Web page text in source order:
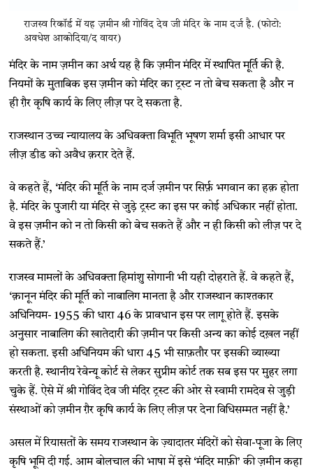
राजस्व रिकॉर्ड में यह ज़मीन श्री गोविंद देव जी मंदिर के नाम दर्ज है. (फोटो:
अवधेश आकोदिया/द वायर)
मंदिर के नाम ज़मीन का अर्थ यह है कि ज़मीन मंदिर में स्थापित मूर्ति की है.
नियमों के मुताबिक इस ज़मीन को मंदिर का ट्रस्ट न तो बेच सकता है और न
ही ग़ैर कृषि कार्य के लिए लीज़ पर दे सकता है.
राजस्थान उच्च न्यायालय के अधिवक्ता विभूति भूषण शर्मा इसी आधार पर
लीज़ डीड को अवैध क़रार देते हैं.
वे कहते हैं, ‘मंदिर की मूर्ति के नाम दर्ज ज़मीन पर सिर्फ़ भगवान का हक़ होता
है. मंदिर के पुजारी या मंदिर से जुड़े ट्रस्ट का इस पर कोई अधिकार नहीं होता.
वे इस ज़मीन को न तो किसी को बेच सकते हैं और न ही किसी को लीज़ पर दे
सकते हैं.’
राजस्व मामलों के अधिवक्ता हिमांशु सोगानी भी यही दोहराते हैं. वे कहते हैं,
‘क़ानून मंदिर की मूर्ति को नाबालिग मानता है और राजस्थान काश्तकार
अधिनियम- 1955 की धारा 46 के प्रावधान इस पर लागू होते हैं. इसके
अनुसार नाबालिग की खातेदारी की ज़मीन पर किसी अन्य का कोई दख़ल नहीं
हो सकता. इसी अधिनियम की धारा 45 भी साफ़तौर पर इसकी व्याख्या
करती है. स्थानीय रेवेन्यू कोर्ट से लेकर सुप्रीम कोर्ट तक सब इस पर मुहर लगा
चुके हैं. ऐसे में श्री गोविंद देव जी मंदिर ट्रस्ट की ओर से स्वामी रामदेव से जुड़ी
संस्थाओं को ज़मीन ग़ैर कृषि कार्य के लिए लीज़ पर देना विधिसम्मत नहीं है.’
असल में रियासतों के समय राजस्थान के ज़्यादातर मंदिरों को सेवा-पूजा के लिए
कृषि भूमि दी गई. आम बोलचाल की भाषा में इसे ‘मंदिर माफ़ी’ की ज़मीन कहा